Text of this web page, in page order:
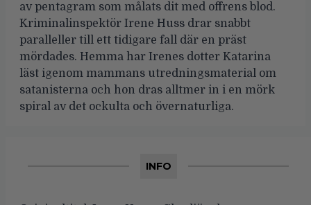
av pentagram som målats dit med offrens blod.
Kriminalinspektör Irene Huss drar snabbt
paralleller till ett tidigare fall där en präst
mördades. Hemma har Irenes dotter Katarina
läst igenom mammans utredningsmaterial om
satanisterna och hon dras alltmer in i en mörk
spiral av det ockulta och övernaturliga.
INFO